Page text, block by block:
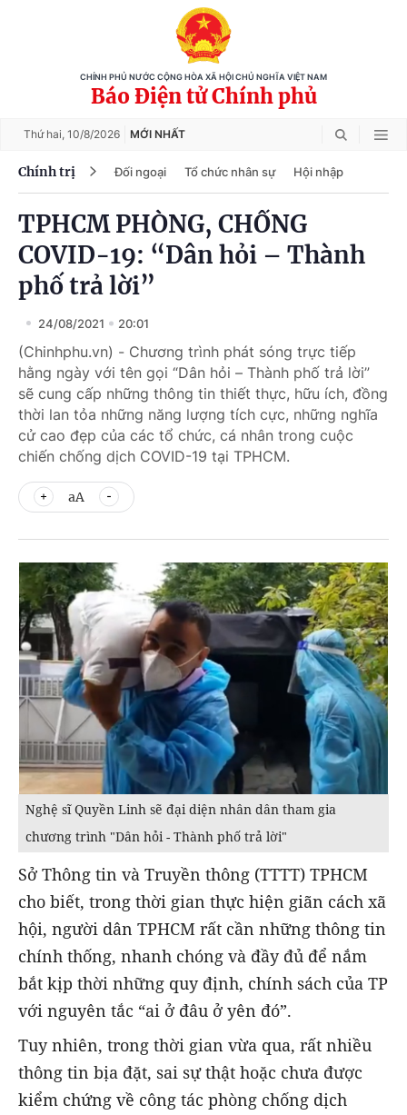
CHÍNH PHỦ NƯỚC CỘNG HÒA XÃ HỘI CHỦ NGHĨA VIỆT NAM
Báo Điện tử Chính phủ
Thứ hai, 10/8/2026 MỚI NHẤT
Chính trị Đối ngoại Tổ chức nhân sự Hội nhập
TPHCM PHÒNG, CHỐNG
COVID-19: “Dân hỏi – Thành
phố trả lời”
24/08/2021 20:01
(Chinhphu.vn) - Chương trình phát sóng trực tiếp
hằng ngày với tên gọi “Dân hỏi – Thành phố trả lời”
sẽ cung cấp những thông tin thiết thực, hữu ích, đồng
thời lan tỏa những năng lượng tích cực, những nghĩa
cử cao đẹp của các tổ chức, cá nhân trong cuộc
chiến chống dịch COVID-19 tại TPHCM.
aA
Nghệ sĩ Quyền Linh sẽ đại diện nhân dân tham gia
chương trình "Dân hỏi - Thành phố trả lời"
Sở Thông tin và Truyền thông (TTTT) TPHCM
cho biết, trong thời gian thực hiện giãn cách xã
hội, người dân TPHCM rất cần những thông tin
chính thống, nhanh chóng và đầy đủ để nắm
bắt kịp thời những quy định, chính sách của TP
với nguyên tắc “ai ở đâu ở yên đó”.
Tuy nhiên, trong thời gian vừa qua, rất nhiều
thông tin bịa đặt, sai sự thật hoặc chưa được
kiểm chứng về công tác phòng chống dịch